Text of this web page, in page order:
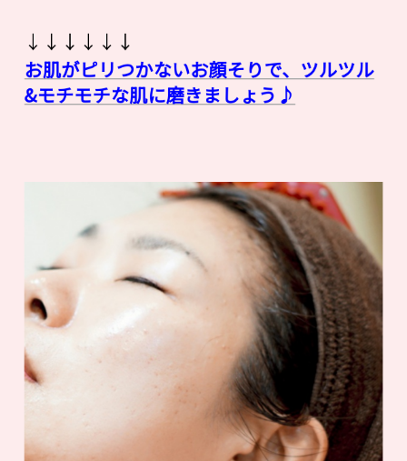
↓↓↓↓↓↓
お肌がピリつかないお顔そりで、ツルツル
&モチモチな肌に磨きましょう♪